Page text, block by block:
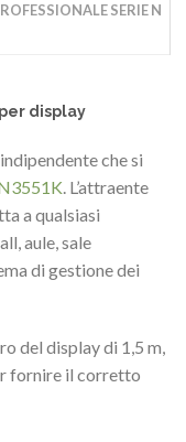
SERIE N
display
che si
. L’attraente
a qualsiasi
aule, sale
di gestione dei
del display di 1,5 m,
fornire il corretto